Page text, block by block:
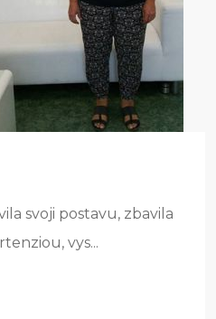
svoji postavu, zbavila
vys...